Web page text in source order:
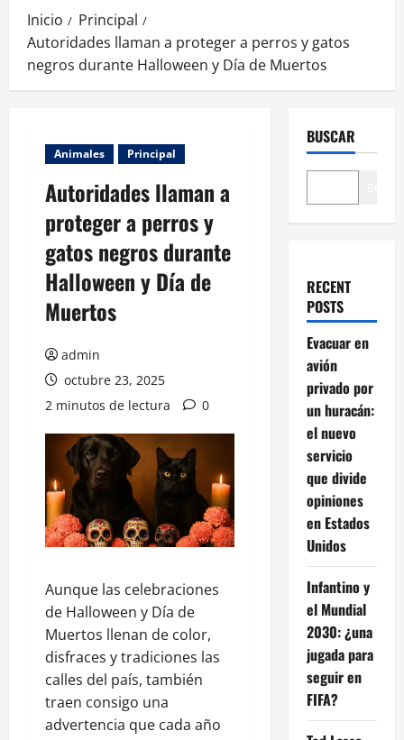
Inicio
Principal
Autoridades llaman a proteger a perros y gatos
negros durante Halloween y Día de Muertos
Animales Principal
Autoridades llaman a
proteger a perros y
gatos negros durante
Halloween y Día de
Muertos
admin
octubre 23, 2025
2 minutos de lectura
0
Aunque las celebraciones
de Halloween y Día de
Muertos llenan de color,
disfraces y tradiciones las
calles del país, también
traen consigo una
advertencia que cada año
BUSCAR
RECENT
POSTS
Evacuar en
avión
privado por
un huracán:
el nuevo
servicio
que divide
opiniones
en Estados
Unidos
Infantino y
el Mundial
2030: ¿una
jugada para
seguir en
FIFA?